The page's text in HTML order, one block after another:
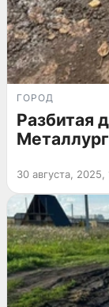
ГОРОД
Разбитая
30 августа, 2025,